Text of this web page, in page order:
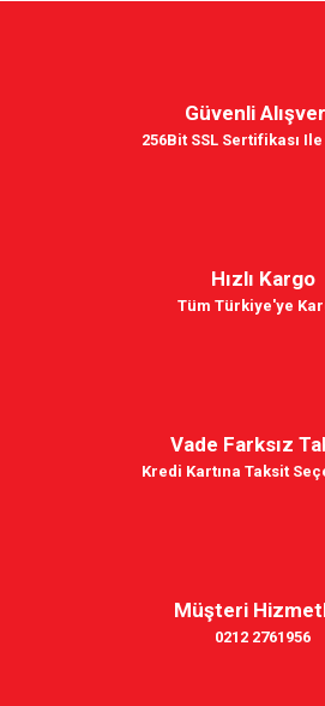
Güvenli
256Bit SSL Sertifikası
Hızlı Kargo
Tüm Türkiye'ye
Vade Farksız
Kredi Kartına Taksit
Müşteri
0212 2761956